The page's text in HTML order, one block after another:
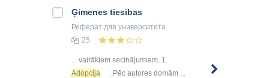
Ģimenes tiesības
Реферат для университета
25
... vairākiem secinājumiem. 1.
Adopcija
. Pēc autores domām ...